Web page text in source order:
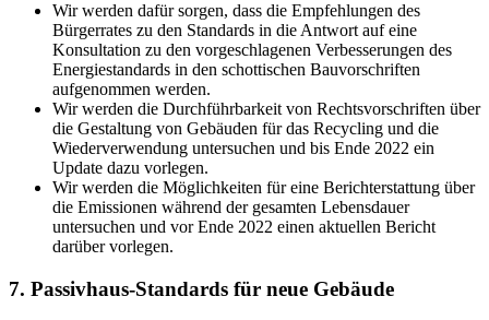
Wir werden dafür sorgen, dass die Empfehlungen des
Bürgerrates zu den Standards in die Antwort auf eine
Konsultation zu den vorgeschlagenen Verbesserungen des
Energiestandards in den schottischen Bauvorschriften
aufgenommen werden.
Wir werden die Durchführbarkeit von Rechtsvorschriften über
die Gestaltung von Gebäuden für das Recycling und die
Wiederverwendung untersuchen und bis Ende 2022 ein
Update dazu vorlegen.
Wir werden die Möglichkeiten für eine Berichterstattung über
die Emissionen während der gesamten Lebensdauer
untersuchen und vor Ende 2022 einen aktuellen Bericht
darüber vorlegen.
7. Passivhaus-Standards für neue Gebäude